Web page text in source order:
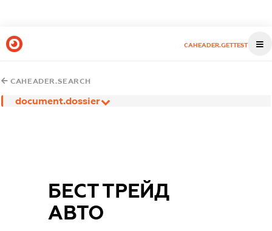
CAHEADER.GETTEST
CAHEADER.SEARCH
document.dossier
БЕСТ ТРЕЙД
АВТО